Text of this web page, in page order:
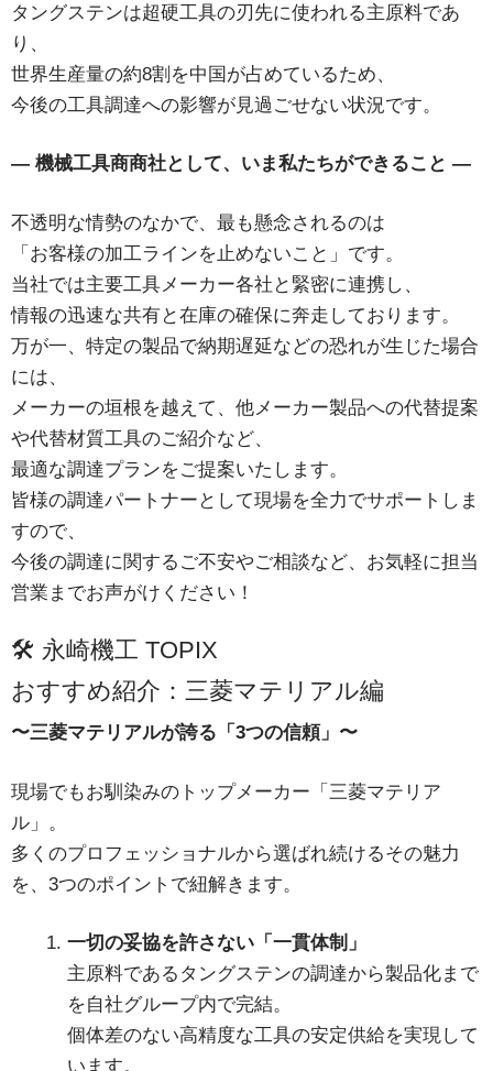
タングステンは超硬工具の刃先に使われる主原料であ
り、
世界生産量の約8割を中国が占めているため、
今後の工具調達への影響が見過ごせない状況です。
— 機械工具商商社として、いま私たちができること —
不透明な情勢のなかで、最も懸念されるのは
「お客様の加工ラインを止めないこと」です。
当社では主要工具メーカー各社と緊密に連携し、
情報の迅速な共有と在庫の確保に奔走しております。
万が一、特定の製品で納期遅延などの恐れが生じた場合
には、
メーカーの垣根を越えて、他メーカー製品への代替提案
や代替材質工具のご紹介など、
最適な調達プランをご提案いたします。
皆様の調達パートナーとして現場を全力でサポートしま
すので、
今後の調達に関するご不安やご相談など、お気軽に担当
営業までお声がけください！
🛠 永崎機工 TOPIX
おすすめ紹介：三菱マテリアル編
〜三菱マテリアルが誇る「3つの信頼」〜
現場でもお馴染みのトップメーカー「三菱マテリア
ル」。
多くのプロフェッショナルから選ばれ続けるその魅力
を、3つのポイントで紐解きます。
一切の妥協を許さない「一貫体制」
主原料であるタングステンの調達から製品化まで
を自社グループ内で完結。
個体差のない高精度な工具の安定供給を実現して
います。